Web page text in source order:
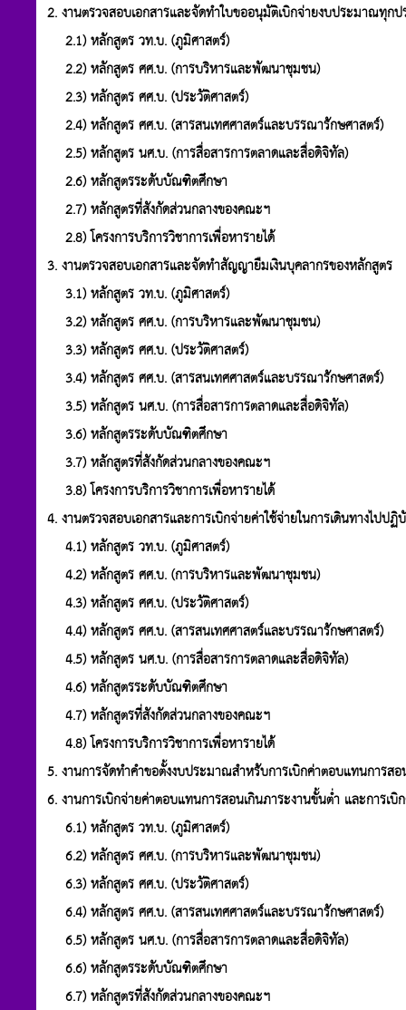
2. งานตรวจสอบเอกสารและจัดทำใบขออนุมัติเบิกจ่ายงบประมาณทุก
2.1) หลักสูตร วท.บ. (ภูมิศาสตร์)
2.2) หลักสูตร ศศ.บ. (การบริหารและพัฒนาชุมชน)
2.3) หลักสูตร ศศ.บ. (ประวัติศาสตร์)
2.4) หลักสูตร ศศ.บ. (สารสนเทศศาสตร์และบรรณารักษศาสตร์)
2.5) หลักสูตร นศ.บ. (การสื่อสารการตลาดและสื่อดิจิทัล)
2.6) หลักสูตรระดับบัณฑิตศึกษา
2.7) หลักสูตรที่สังกัดส่วนกลางของคณะฯ
2.8) โครงการบริการวิชาการเพื่อหารายได้
3. งานตรวจสอบเอกสารและจัดทำสัญญายืมเงินบุคลากรของหลักสูตร
3.1) หลักสูตร วท.บ. (ภูมิศาสตร์)
3.2) หลักสูตร ศศ.บ. (การบริหารและพัฒนาชุมชน)
3.3) หลักสูตร ศศ.บ. (ประวัติศาสตร์)
3.4) หลักสูตร ศศ.บ. (สารสนเทศศาสตร์และบรรณารักษศาสตร์)
3.5) หลักสูตร นศ.บ. (การสื่อสารการตลาดและสื่อดิจิทัล)
3.6) หลักสูตรระดับบัณฑิตศึกษา
3.7) หลักสูตรที่สังกัดส่วนกลางของคณะฯ
3.8) โครงการบริการวิชาการเพื่อหารายได้
4. งานตรวจสอบเอกสารและการเบิกจ่ายค่าใช้จ่ายในการเดินทางไ
4.1) หลักสูตร วท.บ. (ภูมิศาสตร์)
4.2) หลักสูตร ศศ.บ. (การบริหารและพัฒนาชุมชน)
4.3) หลักสูตร ศศ.บ. (ประวัติศาสตร์)
4.4) หลักสูตร ศศ.บ. (สารสนเทศศาสตร์และบรรณารักษศาสตร์)
4.5) หลักสูตร นศ.บ. (การสื่อสารการตลาดและสื่อดิจิทัล)
4.6) หลักสูตรระดับบัณฑิตศึกษา
4.7) หลักสูตรที่สังกัดส่วนกลางของคณะฯ
4.8) โครงการบริการวิชาการเพื่อหารายได้
5. งานการจัดทำคำขอตั้งงบประมาณสำหรับการเบิกค่าตอบแทนการส
6. งานการเบิกจ่ายค่าตอบแทนการสอนเกินภาระงานขั้นต่ำ และการ
6.1) หลักสูตร วท.บ. (ภูมิศาสตร์)
6.2) หลักสูตร ศศ.บ. (การบริหารและพัฒนาชุมชน)
6.3) หลักสูตร ศศ.บ. (ประวัติศาสตร์)
6.4) หลักสูตร ศศ.บ. (สารสนเทศศาสตร์และบรรณารักษศาสตร์)
6.5) หลักสูตร นศ.บ. (การสื่อสารการตลาดและสื่อดิจิทัล)
6.6) หลักสูตรระดับบัณฑิตศึกษา
6.7) หลักสูตรที่สังกัดส่วนกลางของคณะฯ